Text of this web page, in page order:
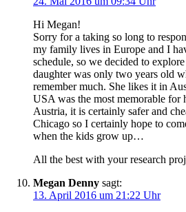
Hi Megan!
Sorry for a taking so long to
my family lives in Europe and I
schedule, so we decided to
daughter was only two years old
remember much. She likes it in
USA was the most memorable for
Austria, it is certainly safer and
Chicago so I certainly hope to
when the kids grow up…
All the best with your research
Megan Denny sagt:
13. April 2016 um 21:22 Uhr